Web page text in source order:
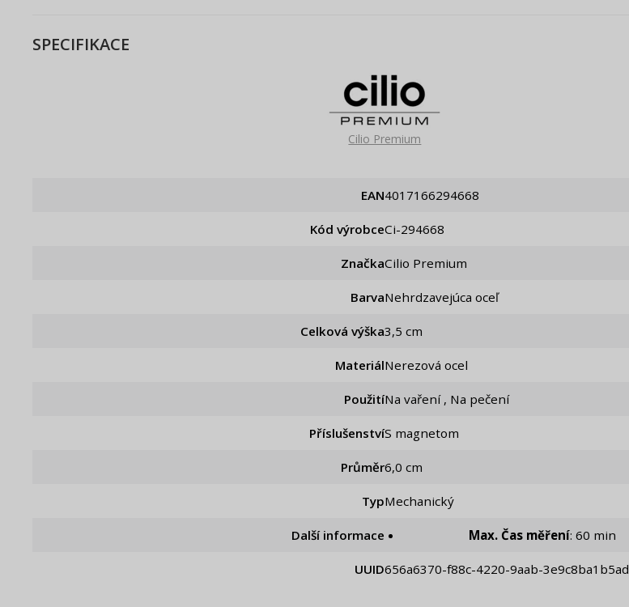
SPECIFIKACE
Cilio Premium
EAN 4017166294668
Kód výrobce ci-294668
Značka Cilio Premium
Barva Nehrdzavejúca oceľ
Celková výška 3,5 cm
Materiál Nerezová ocel
Použití Na vaření , Na pečení
Příslušenství S magnetom
Průměr 6,0 cm
Typ Mechanický
Další informace Max. Čas měření: 60 min
UUID 656a6370-f88c-4220-9aab-3e9c8ba1b5ad